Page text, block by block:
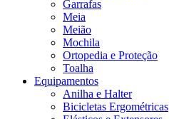
Garrafas
Meia
Meião
Mochila
Ortopedia e Proteção
Toalha
Equipamentos
Anilha e Halter
Bicicletas Ergométricas